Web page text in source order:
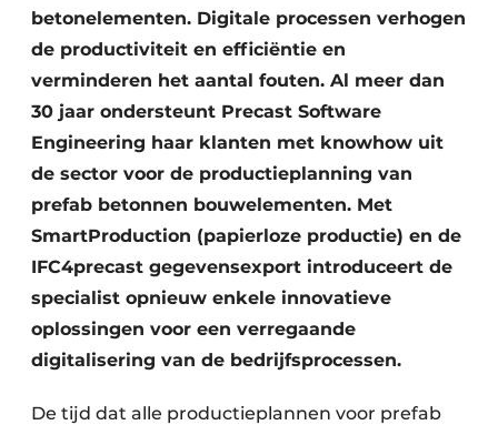
betonelementen. Digitale processen verhogen
de productiviteit en efficiëntie en
verminderen het aantal fouten. Al meer dan
30 jaar ondersteunt Precast Software
Engineering haar klanten met knowhow uit
de sector voor de productieplanning van
prefab betonnen bouwelementen. Met
SmartProduction (papierloze productie) en de
IFC4precast gegevensexport introduceert de
specialist opnieuw enkele innovatieve
oplossingen voor een verregaande
digitalisering van de bedrijfsprocessen.
De tijd dat alle productieplannen voor prefab